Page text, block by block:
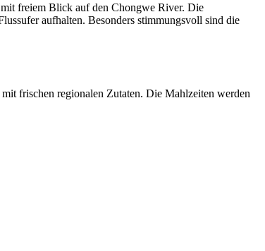
freiem Blick auf den Chongwe River. Die
aufhalten. Besonders stimmungsvoll sind die
frischen regionalen Zutaten. Die Mahlzeiten werden